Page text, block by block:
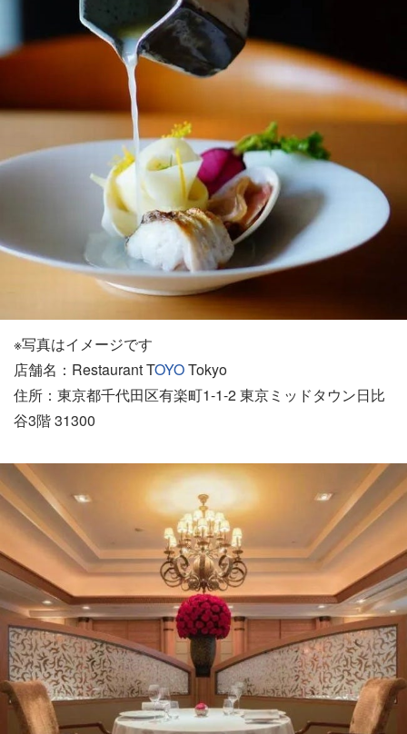
※写真はイメージです
店舗名：Restaurant TOYOTokyo
住所：東京都千代田区有楽町1-1-2 東京ミッドタウン日比
谷3階 31300